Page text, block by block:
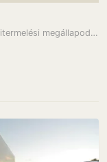
Megköttetett a nagy ukrán-amerikai kitermelési megállapodás